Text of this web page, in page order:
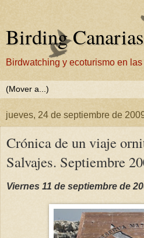
Birding Canarias
Birdwatching y ecoturismo en
jueves, 24 de septiembre de
Crónica de un viaje
Salvajes. Septiembre
Viernes 11 de septiembre de